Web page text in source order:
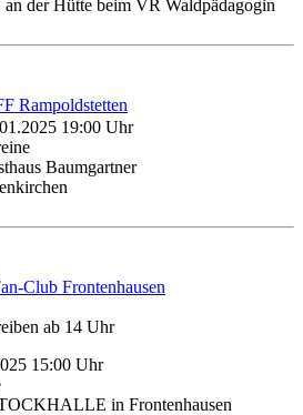
an der Hütte beim VR Waldpädagogin
Rampoldstetten
19:00 Uhr
Baumgartner
Club Frontenhausen
ab 14 Uhr
15:00 Uhr
in Frontenhausen